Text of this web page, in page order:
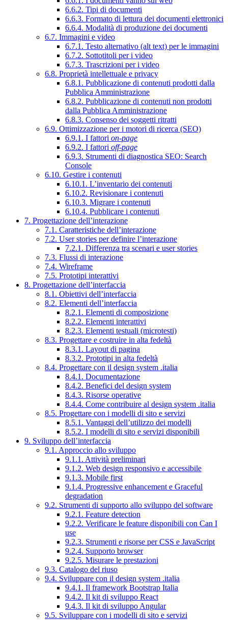
6.6.2. Tipi di documenti
6.6.3. Formato di lettura dei documenti elettronici
6.6.4. Modalità di produzione dei documenti
6.7. Immagini e video
6.7.1. Testo alternativo (alt text) per le immagini
6.7.2. Sottotitoli per i video
6.7.3. Trascrizioni per i video
6.8. Proprietà intellettuale e privacy
6.8.1. Pubblicazione di contenuti prodotti dalla
Pubblica Amministrazione
6.8.2. Pubblicazione di contenuti non prodotti
dalla Pubblica Amministrazione
6.8.3. Consenso dei soggetti ritratti
6.9. Ottimizzazione per i motori di ricerca (SEO)
6.9.1. I fattori on-page
6.9.2. I fattori off-page
6.9.3. Strumenti di diagnostica SEO: Search
Console
6.10. Gestire i contenuti
6.10.1. L’inventario dei contenuti
6.10.2. Revisionare i contenuti
6.10.3. Migrare i contenuti
6.10.4. Pubblicare i contenuti
7. Progettazione dell’interazione
7.1. Caratteristiche dell’interazione
7.2. User stories per definire l’interazione
7.2.1. Differenza tra scenari e user stories
7.3. Flussi di interazione
7.4. Wireframe
7.5. Prototipi interattivi
8. Progettazione dell’interfaccia
8.1. Obiettivi dell’interfaccia
8.2. Elementi dell’interfaccia
8.2.1. Elementi di composizione
8.2.2. Elementi interattivi
8.2.3. Elementi testuali (microtesti)
8.3. Progettare e costruire in alta fedeltà
8.3.1. Layout di pagina
8.3.2. Prototipi in alta fedeltà
8.4. Progettare con il design system .italia
8.4.1. Documentazione
8.4.2. Benefici del design system
8.4.3. Risorse operative
8.4.4. Come contribuire al design system .italia
8.5. Progettare con i modelli di sito e servizi
8.5.1. Vantaggi dell’utilizzo dei modelli
8.5.2. I modelli di sito e servizi disponibili
9. Sviluppo dell’interfaccia
9.1. Approccio allo sviluppo
9.1.1. Attività preliminari
9.1.2. Web design responsivo e accessibile
9.1.3. Mobile first
9.1.4. Progressive enhancement e Graceful
degradation
9.2. Strumenti di supporto allo sviluppo del software
9.2.1. Feature detection
9.2.2. Verificare le feature disponibili con Can I
use
9.2.3. Strumenti e risorse per CSS e JavaScript
9.2.4. Supporto browser
9.2.5. Misurare le prestazioni
9.3. Catalogo del riuso
9.4. Sviluppare con il design system .italia
9.4.1. Il framework Bootstrap Italia
9.4.2. Il kit di sviluppo React
9.4.3. Il kit di sviluppo Angular
9.5. Sviluppare con i modelli di sito e servizi